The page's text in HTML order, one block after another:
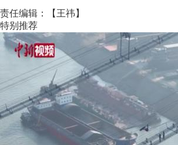
责任编辑：【王祎】
特别推荐